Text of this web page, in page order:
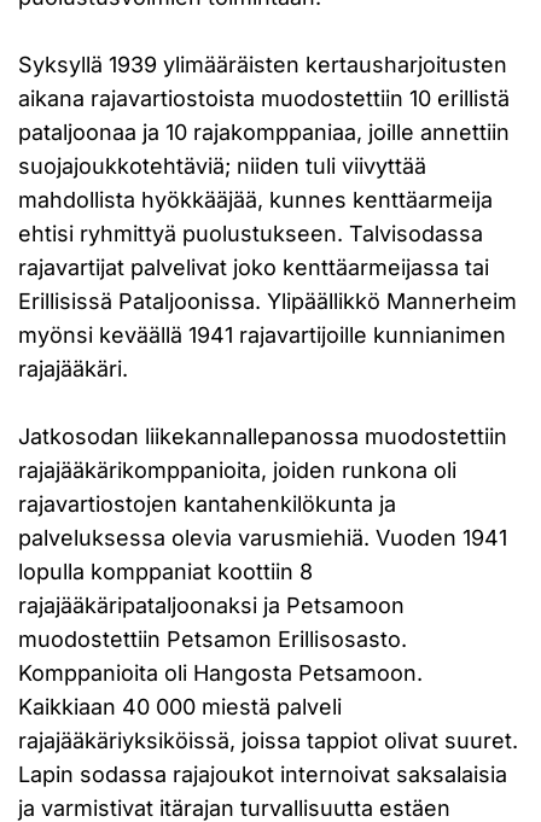
Syksyllä 1939 ylimääräisten kertausharjoitusten
aikana rajavartiostoista muodostettiin 10 erillistä
pataljoonaa ja 10 rajakomppaniaa, joille annettiin
suojajoukkotehtäviä; niiden tuli viivyttää
mahdollista hyökkääjää, kunnes kenttäarmeija
ehtisi ryhmittyä puolustukseen. Talvisodassa
rajavartijat palvelivat joko kenttäarmeijassa tai
Erillisissä Pataljoonissa. Ylipäällikkö Mannerheim
myönsi keväällä 1941 rajavartijoille kunnianimen
rajajääkäri.
Jatkosodan liikekannallepanossa muodostettiin
rajajääkärikomppanioita, joiden runkona oli
rajavartiostojen kantahenkilökunta ja
palveluksessa olevia varusmiehiä. Vuoden 1941
lopulla komppaniat koottiin 8
rajajääkäripataljoonaksi ja Petsamoon
muodostettiin Petsamon Erillisosasto.
Komppanioita oli Hangosta Petsamoon.
Kaikkiaan 40 000 miestä palveli
rajajääkäriyksiköissä, joissa tappiot olivat suuret.
Lapin sodassa rajajoukot internoivat saksalaisia
ja varmistivat itärajan turvallisuutta estäen